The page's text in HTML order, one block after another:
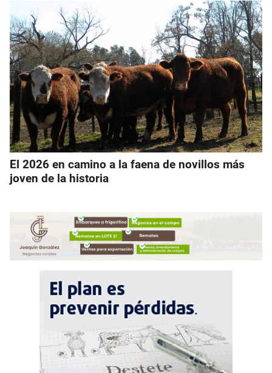
El 2026 en camino a la faena de novillos más
joven de la historia